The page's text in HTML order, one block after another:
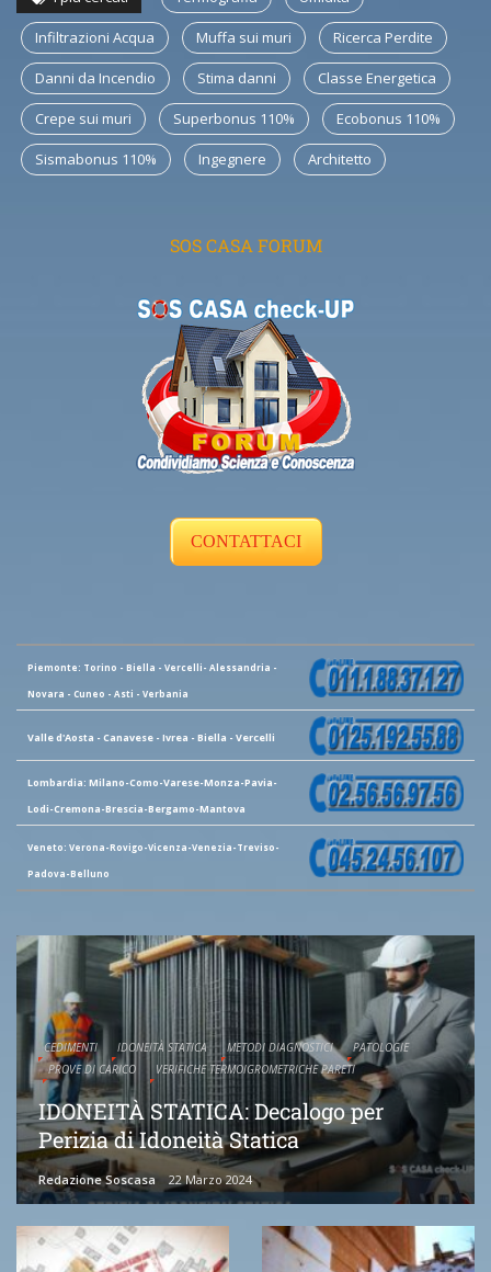
Infiltrazioni Acqua Muffa sui muri Ricerca Perdite
Danni da Incendio Stima danni Classe Energetica
Crepe sui muri Superbonus 110% Ecobonus 110%
Sismabonus 110% Ingegnere Architetto
SOS CASA FORUM
CONTATTACI
Piemonte: Torino - Biella - Vercelli- Alessandria -
Novara - Cuneo - Asti - Verbania
Valle d'Aosta - Canavese - Ivrea - Biella - Vercelli
Lombardia: Milano-Como-Varese-Monza-Pavia-
Lodi-Cremona-Brescia-Bergamo-Mantova
Veneto: Verona-Rovigo-Vicenza-Venezia-Treviso-
Padova-Belluno
CEDIMENTI IDONEITÀ STATICA METODI DIAGNOSTICI
PATOLOGIE
PROVE DI CARICO
VERIFICHE TERMOIGROMETRICHE PARETI
IDONEITÀ STATICA: Decalogo per
Perizia di Idoneità Statica
Redazione Soscasa 22 Marzo 2024